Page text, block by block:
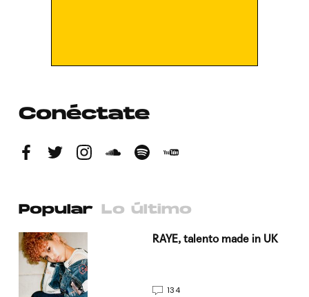
Conéctate
Popular Lo último
RAYE, talento made in UK
134